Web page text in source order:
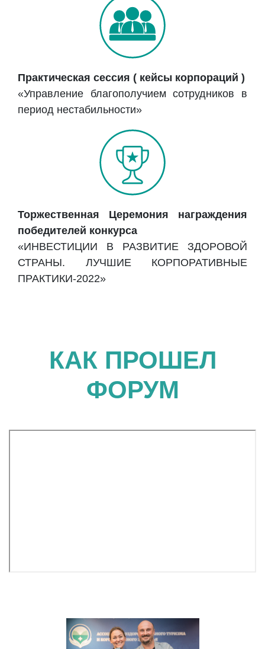
Практическая сессия ( кейсы корпораций )
«Управление благополучием сотрудников в
период нестабильности»
Торжественная Церемония награждения
победителей конкурса
«ИНВЕСТИЦИИ В РАЗВИТИЕ ЗДОРОВОЙ
СТРАНЫ. ЛУЧШИЕ КОРПОРАТИВНЫЕ
ПРАКТИКИ-2022»
КАК ПРОШЕЛ
ФОРУМ